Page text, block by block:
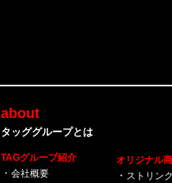
about
タッググループとは
TAGグループ紹介
会社概要
オリジナル
ストリン